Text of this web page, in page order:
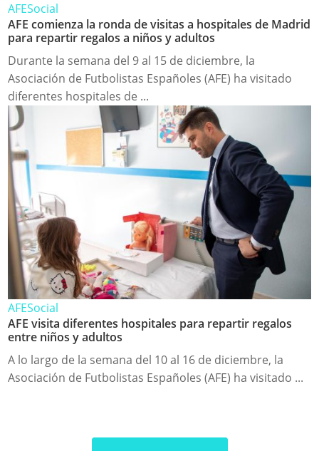
AFESocial
AFE comienza la ronda de visitas a hospitales de Madrid
para repartir regalos a niños y adultos
Durante la semana del 9 al 15 de diciembre, la
Asociación de Futbolistas Españoles (AFE) ha visitado
diferentes hospitales de ...
AFESocial
AFE visita diferentes hospitales para repartir regalos
entre niños y adultos
A lo largo de la semana del 10 al 16 de diciembre, la
Asociación de Futbolistas Españoles (AFE) ha visitado ...